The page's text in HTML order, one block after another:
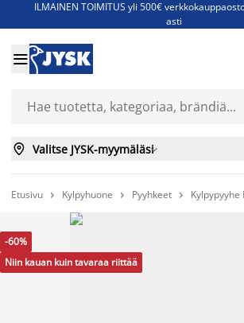
ILMAINEN TOIMITUS yli 500€
asti
Jenkkisänkyjä - Säästä jopa 60%

 Valitse JYSK-myymäläsi
Etusivu  Kylpyhuone  Pyyhkeet  Kylpypyyhe
-60%
Niin kauan kuin tavaraa riittää